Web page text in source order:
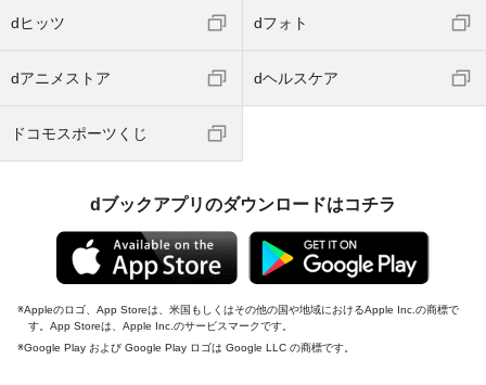
dヒッツ dフォト
dアニメストア dヘルスケア
ドコモスポーツくじ
dブックアプリのダウンロードはコチラ
Appleのロゴ、App Storeは、米国もしくはその他の国や地域におけるApple Inc.の商標で
す。App Storeは、Apple Inc.のサービスマークです。
Google Play および Google Play ロゴは Google LLC の商標です。